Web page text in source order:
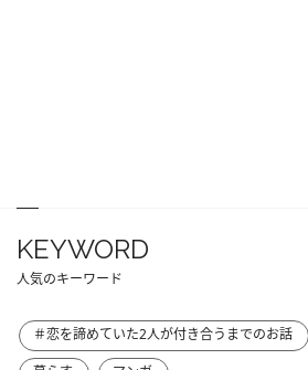
KEYWORD
人気のキーワード
＃恋を諦めていた2人が付き合うまでのお話